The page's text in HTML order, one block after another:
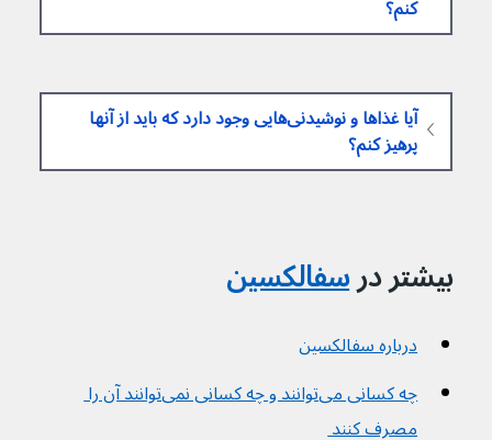
کنم؟
آیا غذاها و نوشیدنی‌هایی وجود دارد که باید از آنها
پرهیز کنم؟
بیشتر درسفالکسین
درباره سفالکسین
چه کسانی می‌توانند و چه کسانی نمی‌توانند آن را
مصرف کنند